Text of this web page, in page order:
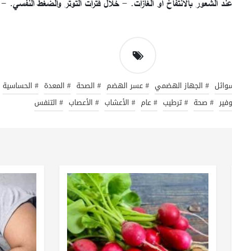
بالانتفاخ أو الغازات. - خلال فترات التوتر والضغط النفسي.
# الجهاز الهضمي # عسر الهضم # الصحة # المعدة # الحساسية
# صحة # ترطيب # عام # الأعشاب # الأعصاب # التنفس